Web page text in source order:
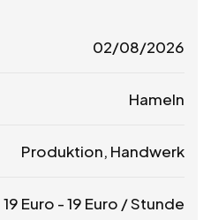
02/08/2026
Hameln
Produktion, Handwerk
19 Euro -19 Euro / Stunde